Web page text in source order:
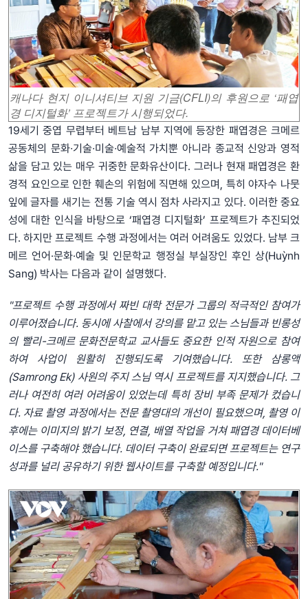
캐나다 현지 이니셔티브 지원 기금(CFLI)의 후원으로 ‘패엽
경 디지털화’ 프로젝트가 시행되었다.
19세기 중엽 무렵부터 베트남 남부 지역에 등장한 패엽경은 크메르
공동체의 문화∙기술∙미술∙예술적 가치뿐 아니라 종교적 신앙과 영적
삶을 담고 있는 매우 귀중한 문화유산이다. 그러나 현재 패엽경은 환
경적 요인으로 인한 훼손의 위험에 직면해 있으며, 특히 야자수 나뭇
잎에 글자를 새기는 전통 기술 역시 점차 사라지고 있다. 이러한 중요
성에 대한 인식을 바탕으로 ‘패엽경 디지털화’ 프로젝트가 추진되었
다. 하지만 프로젝트 수행 과정에서는 여러 어려움도 있었다. 남부 크
메르 언어·문화·예술 및 인문학교 행정실 부실장인 후인 상(Huỳnh
Sang) 박사는 다음과 같이 설명했다.
"프로젝트 수행 과정에서 짜빈 대학 전문가 그룹의 적극적인 참여가
이루어졌습니다. 동시에 사찰에서 강의를 맡고 있는 스님들과 빈롱성
의 빨리-크메르 문화전문학교 교사들도 중요한 인적 자원으로 참여
하여 사업이 원활히 진행되도록 기여했습니다. 또한 삼롱액
(Samrong Ek) 사원의 주지 스님 역시 프로젝트를 지지했습니다. 그
러나 여전히 여러 어려움이 있었는데 특히 장비 부족 문제가 컸습니
다. 자료 촬영 과정에서는 전문 촬영대의 개선이 필요했으며, 촬영 이
후에는 이미지의 밝기 보정, 연결, 배열 작업을 거쳐 패엽경 데이터베
이스를 구축해야 했습니다. 데이터 구축이 완료되면 프로젝트는 연구
성과를 널리 공유하기 위한 웹사이트를 구축할 예정입니다."